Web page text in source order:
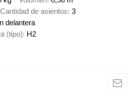
Cantidad de asientos 3
delantera
(tipo) H2